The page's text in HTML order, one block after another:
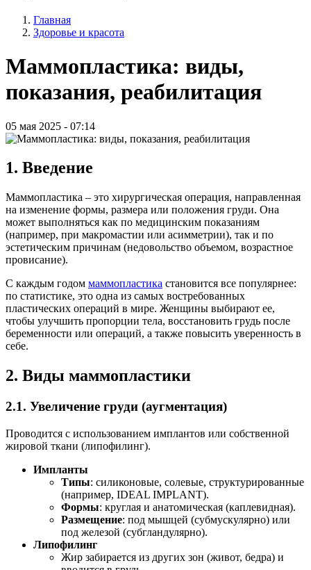
Главная
Здоровье и красота
Маммопластика: виды,
показания, реабилитация
05 мая 2025 - 07:14
1. Введение
Маммопластика – это хирургическая операция, направленная
на изменение формы, размера или положения груди. Она
может выполняться как по медицинским показаниям
(например, при макромастии или асимметрии), так и по
эстетическим причинам (недовольство объемом, возрастное
провисание).
С каждым годом маммопластика становится все популярнее:
по статистике, это одна из самых востребованных
пластических операций в мире. Женщины выбирают ее,
чтобы улучшить пропорции тела, восстановить грудь после
беременности или операций, а также повысить уверенность в
себе.
2. Виды маммопластики
2.1. Увеличение груди (аугментация)
Проводится с использованием имплантов или собственной
жировой ткани (липофилинг).
Импланты
Типы: силиконовые, солевые, структурированные
(например, IDEAL IMPLANT).
Формы: круглая и анатомическая (каплевидная).
Размещение: под мышцей (субмускулярно) или
под железой (субгландулярно).
Липофилинг
Жир забирается из других зон (живот, бедра) и